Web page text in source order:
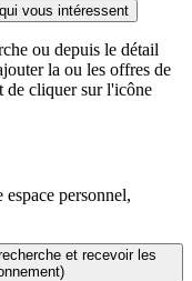
vous intéressent
ou depuis le détail
la ou les offres de
de cliquer sur l'icône
personnel,
et recevoir les